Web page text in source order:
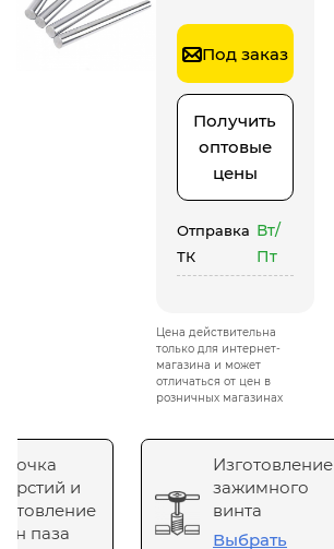
Под заказ
Получить
оптовые
цены
Отправка
ТК
Вт/
Пт
Цена действительна
только для интернет-
магазина и может
отличаться от цен в
розничных магазинах
и
паза
Изготовление
зажимного
винта
Выбрать